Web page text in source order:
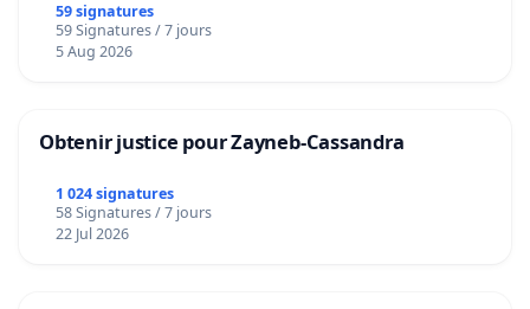
59 signatures
59 Signatures / 7 jours
5 Aug 2026
Obtenir justice pour Zayneb-Cassandra
1 024 signatures
58 Signatures / 7 jours
22 Jul 2026